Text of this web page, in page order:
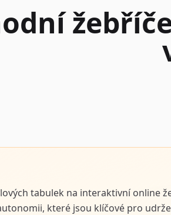
tabulek na interaktivní online
které jsou klíčové pro